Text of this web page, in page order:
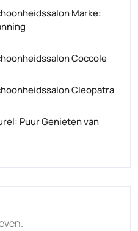
Marke:
Coccole
Cleopatra
Puur Genieten van